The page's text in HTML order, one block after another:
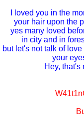
I loved you in the
your hair upon the
yes many loved
in city and in
but let's not talk of
your
Hey, that's